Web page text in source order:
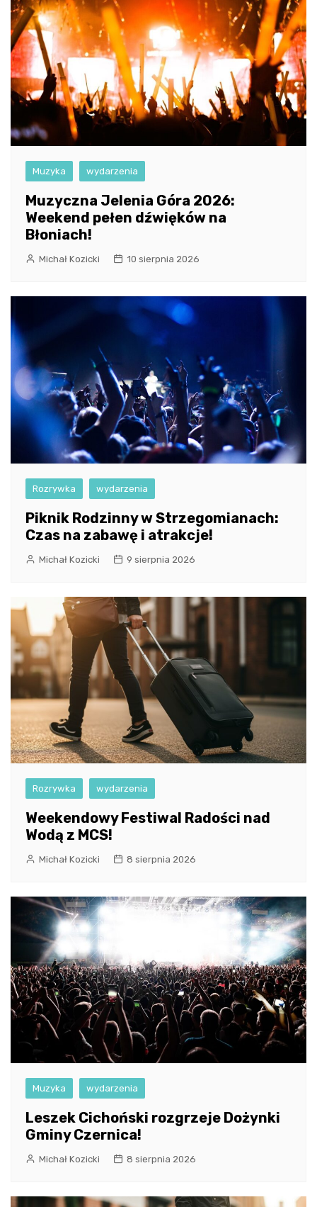
Muzyka wydarzenia
Muzyczna Jelenia Góra 2026:
Weekend pełen dźwięków na
Błoniach!
Michał Kozicki 10 sierpnia 2026
Rozrywka wydarzenia
Piknik Rodzinny w Strzegomianach:
Czas na zabawę i atrakcje!
Michał Kozicki 9 sierpnia 2026
Rozrywka wydarzenia
Weekendowy Festiwal Radości nad
Wodą z MCS!
Michał Kozicki 8 sierpnia 2026
Muzyka wydarzenia
Leszek Cichoński rozgrzeje Dożynki
Gminy Czernica!
Michał Kozicki 8 sierpnia 2026